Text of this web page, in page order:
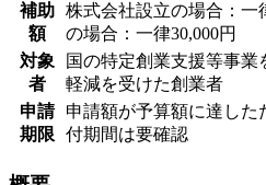
補助
額
株式会社設立の場合：一
の場合：一律30,000円
対象
者
国の特定創業支援等事
軽減を受けた創業者
申請
期限
申請額が予算額に達した
付期間は要確認